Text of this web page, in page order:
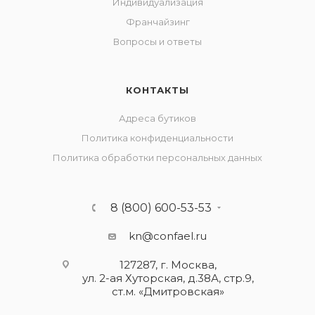
Франчайзинг
Вопросы и ответы
КОНТАКТЫ
Адреса бутиков
Политика конфиденциальности
Политика обработки персональных данных
8 (800) 600-53-53
kn@confael.ru
127287, г. Москва,
ул. 2-ая Хуторская, д.38А, стр.9,
ст.м. «Дмитровская»